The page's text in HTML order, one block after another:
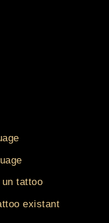
tattoo
existant